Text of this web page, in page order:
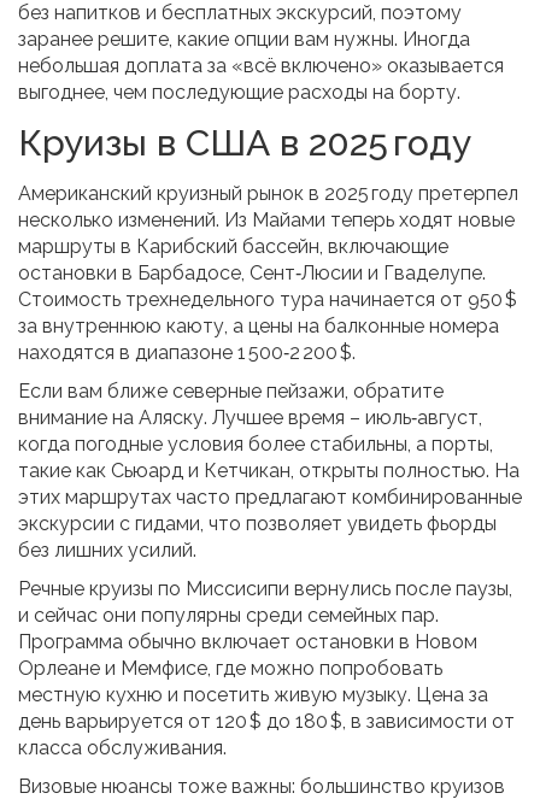
без напитков и бесплатных экскурсий, поэтому
заранее решите, какие опции вам нужны. Иногда
небольшая доплата за «всё включено» оказывается
выгоднее, чем последующие расходы на борту.
Круизы в США в 2025 году
Американский круизный рынок в 2025 году претерпел
несколько изменений. Из Майами теперь ходят новые
маршруты в Карибский бассейн, включающие
остановки в Барбадосе, Сент‑Люсии и Гваделупе.
Стоимость трехнедельного тура начинается от 950 $
за внутреннюю каюту, а цены на балконные номера
находятся в диапазоне 1 500‑2 200 $.
Если вам ближе северные пейзажи, обратите
внимание на Аляску. Лучшее время – июль‑август,
когда погодные условия более стабильны, а порты,
такие как Сьюард и Кетчикан, открыты полностью. На
этих маршрутах часто предлагают комбинированные
экскурсии с гидами, что позволяет увидеть фьорды
без лишних усилий.
Речные круизы по Миссисипи вернулись после паузы,
и сейчас они популярны среди семейных пар.
Программа обычно включает остановки в Новом
Орлеане и Мемфисе, где можно попробовать
местную кухню и посетить живую музыку. Цена за
день варьируется от 120 $ до 180 $, в зависимости от
класса обслуживания.
Визовые нюансы тоже важны: большинство круизов